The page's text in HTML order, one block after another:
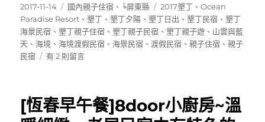
發
佈
日
期:
2017-11-14
分
類
國內親子住宿 、 ╘屏東縣
標
籤
2017墾丁 、Ocean
Paradise Resort 、 墾丁 、 墾丁夕陽 、 墾丁日出 、 墾丁民宿 、 墾丁
海景民宿 、 墾丁親子住宿 、 墾丁親子民宿 、 墾丁親子遊 、 山雲與藍
天 、 海境 、 海境渡假民宿 、 海景民宿 、渡假民宿 、親子住宿 、親子
民宿
在
宿]
海
有 2 則留言
[恆春早午餐]8door小廚房~溫